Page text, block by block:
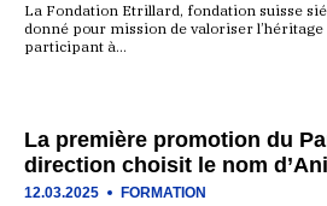
La Fondation Etrillard, fondation suisse
donné pour mission de valoriser
participant à…
La première promotion du
direction choisit le nom
12.03.2025 FORMATION